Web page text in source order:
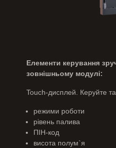
Елементи керування
зовнішньому модулі:
Touch-дисплей. Керуйте
режими роботи
рівень палива
ПIН-код
висота полум`я